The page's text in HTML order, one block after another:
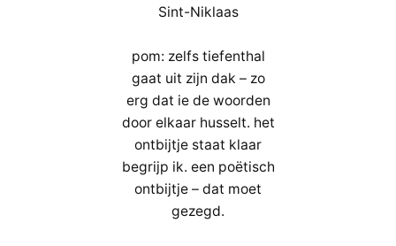
Sint-Niklaas
pom: zelfs tiefenthal
gaat uit zijn dak – zo
erg dat ie de woorden
door elkaar husselt. het
ontbijtje staat klaar
begrijp ik. een poëtisch
ontbijtje – dat moet
gezegd.